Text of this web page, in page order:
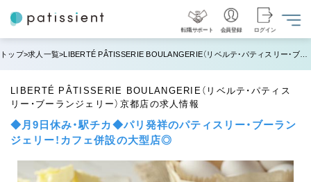
転職サポート 会員登録 ログイン
トップ 求人一覧 LIBERTÉ PÂTISSERIE BOULANGERIE（リベルテ・パティスリー・ブーランジェリー）京都店の求人情報
LIBERTÉ PÂTISSERIE BOULANGERIE（リベルテ・パティス
リー・ブーランジェリー）京都店の求人情報
◆月9日休み・駅チカ◆パリ発祥のパティスリー・ブーラン
ジェリー！カフェ併設の大型店◎